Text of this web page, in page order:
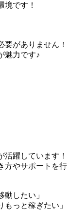
境です！
がありません！
魅力です♪
躍しています！
方やサポートを行
動したい」
もっと稼ぎたい」